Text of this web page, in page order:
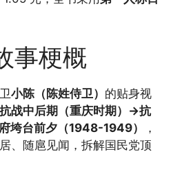
事梗概
小陈（陈姓侍卫） 的贴身视
抗战中后期（重庆时期）→抗
垮台前夕（1948-1949）
，
、随扈见闻，拆解国民党顶